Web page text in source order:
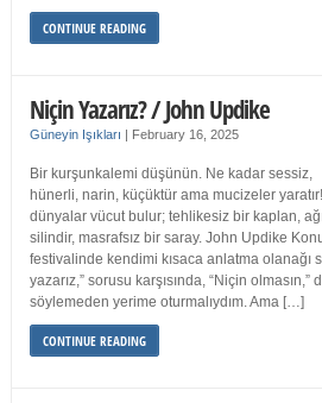
CONTINUE READING
Niçin Yazarız? / John Updike
Güneyin Işıkları | February 16, 2025
Bir kurşunkalemi düşünün. Ne kadar sessiz,
hünerli, narin, küçüktür ama mucizeler
dünyalar vücut bulur; tehlikesiz bir kaplan,
silindir, masrafsız bir saray. John Updike
festivalinde kendimi kısaca anlatma olanağı
yazarız,” sorusu karşısında, “Niçin
söylemeden yerime oturmalıydım. Ama […]
CONTINUE READING